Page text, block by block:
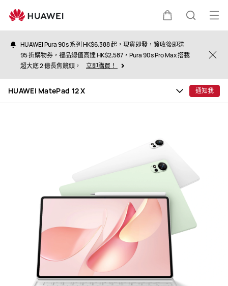
MatePad
12
X（2025）
購
物
蒐
索
打
選
HUAWEI Pura 90s 系列 HK$6,388 起，現貨即發，簽收後即送
95 折購物券，禮品總值高達 HK$2,587，Pura 90s Pro Max 搭載
超大底 2 億長焦鏡頭，
立即購買！
HUAWEI MatePad 12 X 通知我